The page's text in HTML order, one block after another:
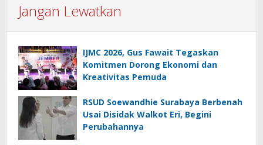
Jangan Lewatkan
IJMC 2026, Gus Fawait Tegaskan
Komitmen Dorong Ekonomi dan
Kreativitas Pemuda
RSUD Soewandhie Surabaya Berbenah
Usai Disidak Walkot Eri, Begini
Perubahannya